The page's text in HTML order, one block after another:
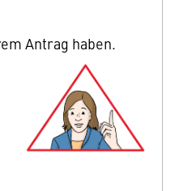
Antrag haben.